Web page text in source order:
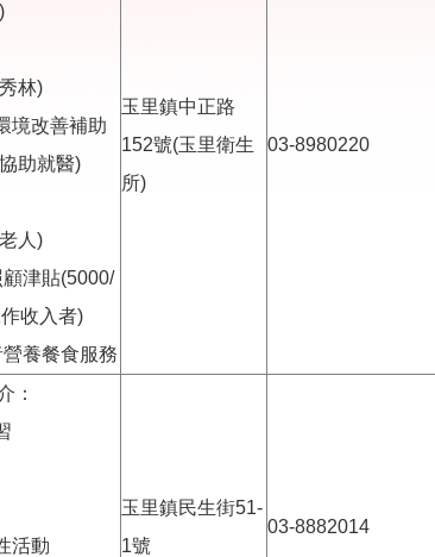
林)
境改善補助
助就醫)
人)
津貼(5000/
收入者)
養餐食服務
玉里鎮中正路
152號(玉里衛生
所)
03-8980220
：
活動
玉里鎮民生街51-
1號
03-8882014